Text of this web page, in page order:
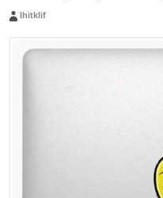
Ihitklif